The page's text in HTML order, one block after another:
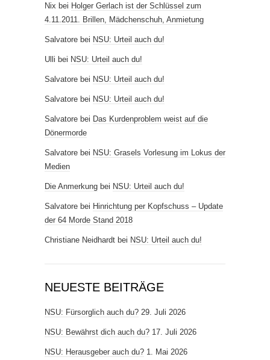
Nix bei Holger Gerlach ist der Schlüssel zum
4.11.2011. Brillen, Mädchenschuh, Anmietung
Salvatore bei NSU: Urteil auch du!
Ulli bei NSU: Urteil auch du!
Salvatore bei NSU: Urteil auch du!
Salvatore bei NSU: Urteil auch du!
Salvatore bei Das Kurdenproblem weist auf die
Dönermorde
Salvatore bei NSU: Grasels Vorlesung im Lokus der
Medien
Die Anmerkung bei NSU: Urteil auch du!
Salvatore bei Hinrichtung per Kopfschuss – Update
der 64 Morde Stand 2018
Christiane Neidhardt bei NSU: Urteil auch du!
NEUESTE BEITRÄGE
NSU: Fürsorglich auch du? 29. Juli 2026
NSU: Bewährst dich auch du? 17. Juli 2026
NSU: Herausgeber auch du? 1. Mai 2026